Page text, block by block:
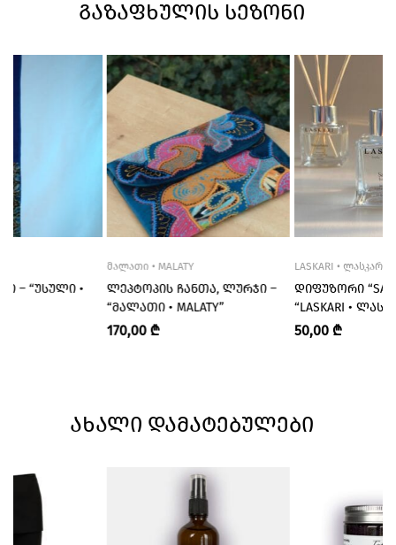
ᲒᲐᲖᲐᲤᲮᲣᲚᲘᲡ ᲡᲔᲖᲝᲜᲘ
– “ᲣᲡᲣᲚᲘ •
ᲛᲐᲚᲐᲗᲘ • MALATY
ᲚᲔᲞᲢᲝᲞᲘᲡ ᲩᲐᲜᲗᲐ, ᲚᲣᲠᲯᲘ –
“ᲛᲐᲚᲐᲗᲘ • MALATY”
170,00 ₾
LASKARI • ᲚᲐᲡᲙᲐᲠᲘ
ᲓᲘᲤᲣᲖᲝᲠᲘ
“LASKARI •
50,00 ₾
ᲐᲮᲐᲚᲘ ᲓᲐᲛᲐᲢᲔᲑᲣᲚᲔᲑᲘ